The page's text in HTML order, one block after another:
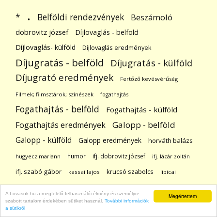
Megértettem
A Lovasok.hu a megfelelő felhasználói élmény és személyre
szabott tartalom érdekében sütiket használ. További információk
a sütikről
* . Belföldi rendezvények Beszámoló
dobrovitz józsef
Díjlovaglás - belföld
Díjlovaglás- külföld
Díjlovaglás eredmények
Díjugratás - belföld Díjugratás - külföld
Díjugrató eredmények Fertőző kevésvérűség
Filmek; filmsztárok; színészek fogathajtás
Fogathajtás - belföld Fogathajtás - külföld
Fogathajtás eredmények Galopp - belföld
Galopp - külföld Galopp eredmények horváth balázs
hugyecz mariann humor ifj. dobrovitz józsef ifj. lázár zoltán
ifj. szabó gábor kassai lajos krucsó szabolcs lipicai
Lovaglás gyerekeknek
lovassportok lovassportok - belföld